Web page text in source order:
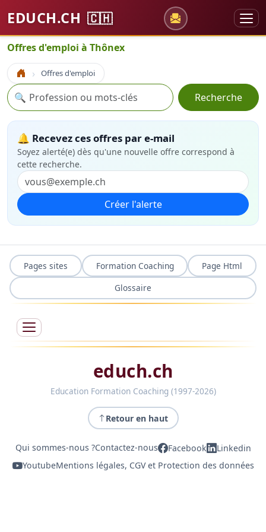
EDUCH.CH 🇨🇭
Offres d'emploi à Thônex
Accueil Offres d'emploi
Recherche
🔍 Recherche
🔔 Recevez ces offres par e-mail
Soyez alerté(e) dès qu'une nouvelle offre correspond à
cette recherche.
Créer l'alerte
Pages sites Formation Coaching
Page Html
Glossaire
educh.ch
Education Formation Coaching (1997-2026)
Retour en haut
Qui sommes-nous ?Contactez-nous Facebook
Linkedin
YoutubeMentions légales, CGV et Protection des données